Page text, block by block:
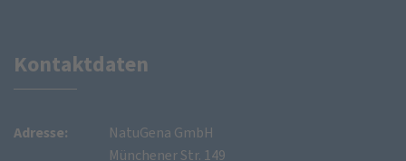
Kontaktdaten
Adresse:
NatuGena GmbH
Münchener Str. 149